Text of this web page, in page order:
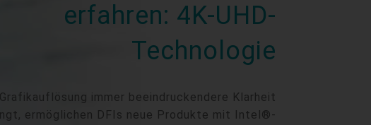
erfahren: 4K-UHD-
Technologie
immer beeindruckendere Klarheit
ermöglichen DFIs neue Produkte mit Intel®-